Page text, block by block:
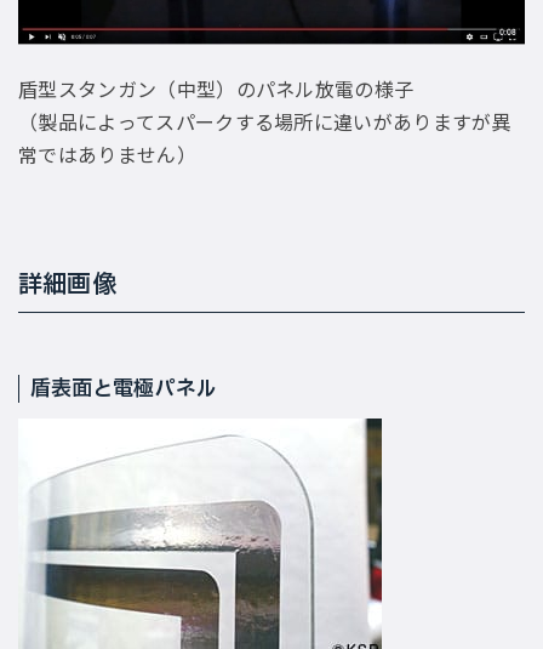
盾型スタンガン（中型）のパネル放電の様子
（製品によってスパークする場所に違いがありますが異
常ではありません）
詳細画像
盾表面と電極パネル